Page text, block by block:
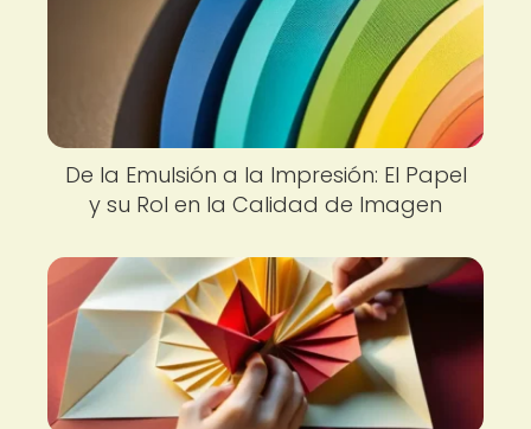
De la Emulsión a la Impresión: El Papel
y su Rol en la Calidad de Imagen